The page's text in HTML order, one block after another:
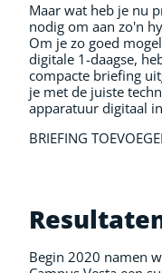
Maar wat heb je nu
nodig om aan zo'n
Om je zo goed
digitale 1-daagse,
compacte briefing
je met de juiste
apparatuur digitaal
BRIEFING
Begin 2020 namen